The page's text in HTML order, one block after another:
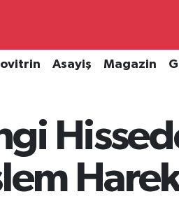
Asayiş Magazin